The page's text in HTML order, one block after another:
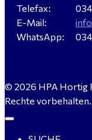
Servicemeister
gesucht - ab
WIG-Schweißer
Telefax:
E-Mail:
WhatsApp:
© 2026 HPA Hortig
Rechte vorbehalten.